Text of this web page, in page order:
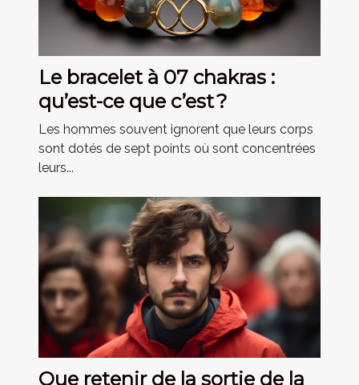
Le bracelet à 07 chakras :
qu’est-ce que c’est ?
Les hommes souvent ignorent que leurs corps
sont dotés de sept points où sont concentrées
leurs...
Que retenir de la sortie de la